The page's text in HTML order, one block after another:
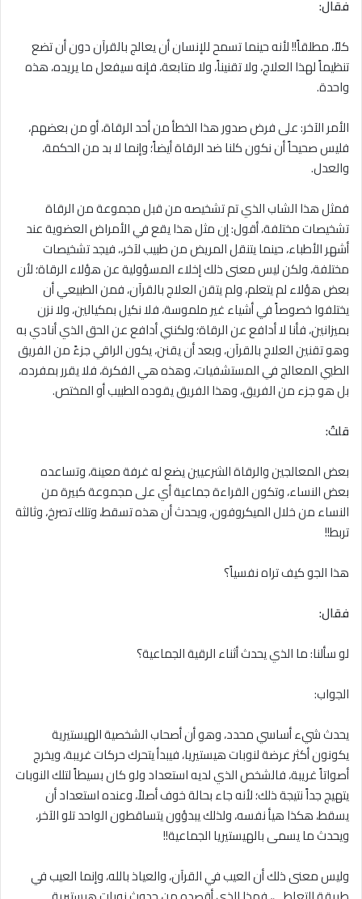
فقال:
كلاّ، مطلقاً!! لأنه حينما تسمح للإنسان أن يعالج بالقرآن دون أن تضع
تنظيماً لهذا العلاج، ولا تقنيناً، ولا متابعة، فإنه سيفعل ما يريده، هذه
واحدة.
الأمر الآخر: على فرض صدور هذا الخطأ من أحد الرقاة، أو من بعضهم،
فليس صحيحاً أن نكون كلنا ضد الرقاة أيضاً؛ وإنما لا بد من الحكمة،
والعدل.
فمثل هذا الشاب الذي تم تشخيصه من قبل مجموعة من الرقاة
تشخيصات مختلفة، أقول: إن مثل هذا يقع في الأمراض العضوية عند
أشهر الأطباء، حينما يتنقل المريض من طبيب لآخر،، فيجد تشخيصات
مختلفة، ولكن ليس معنى ذلك إخلاء المسؤولية عن هؤلاء الرقاة؛ لأن
بعض هؤلاء لم يتعلم، ولم يتقن العلاج بالقرآن، فمن الطبيعي أن
يختلفوا خصوصاً في أشياء غير ملموسة، فلا نكيل بمكيالين، ولا نزن
بميزانين، فأنا لا أدافع عن الرقاة؛ ولكنني أدافع عن الحق الذي أنادي به
وهو تقنين العلاج بالقرآن، وبعد أن يقنن، يكون الراقي جزءً من الفريق
الطبي المعالج في المستشفيات، وهذه هي الفكرة، فلا يقرر بمفرده،
بل هو جزء من الفريق، وهذا الفريق يقوده الطبيب أو المختص.
قلتُ:
بعض المعالجين والرقاة الشرعيين يضع له غرفة معينة، وتساعده
بعض النساء، وتكون القراءة جماعية أي على مجموعة كبيرة من
النساء من خلال الميكروفون، ويحدث أن هذه تسقط، وتلك تصرخ، وثالثة
تربط!!
هذا الجو كيف تراه نفسياً؟
فقال:
لو سألنا: ما الذي يحدث أثناء الرقية الجماعية؟
الجواب:
يحدث شيء أساسي محدد، وهو أن أصحاب الشخصية الهيستيرية
يكونون أكثر عرضة لنوبات هيستيريا، فيبدأ يتحرك حركات غريبة، ويخرج
أصواتاً غريبة، فالشخص الذي لديه استعداد ولو كان بسيطاً لتلك النوبات
يتهيج جداً نتيجة ذلك؛ لأنه جاء بحالة خوف أصلاً، وعنده استعداد أن
يسقط، هكذا هيأ نفسه، ولذلك يبدؤون يتساقطون الواحد تلو الآخر،
ويحدث ما يسمى بالهيستيريا الجماعية!!
وليس معنى ذلك أن العيب في القرآن، والعياذ بالله، وإنما العيب في